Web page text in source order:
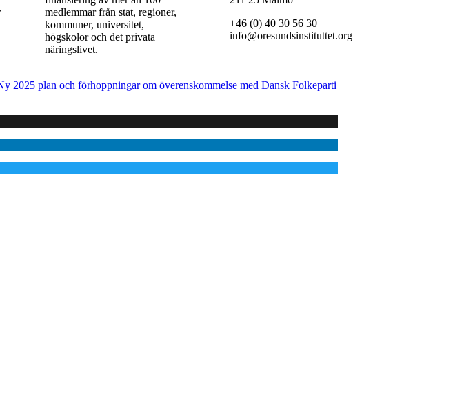
medlemmar från stat, regioner,
kommuner, universitet,
högskolor och det privata
näringslivet.
+46 (0) 40 30 56 30
info@oresundsinstituttet.org
2025 plan och förhoppningar om överenskommelse med Dansk Folkeparti